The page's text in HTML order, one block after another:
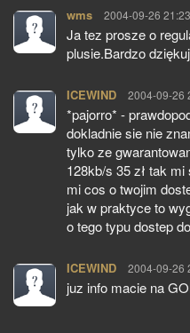
wms pisze:
2004-09-26 21:23
Ja tez prosze o
plusie.Bardzo
ICEWIND pisze:
2004-09-26
*pajorro* -
dokladnie sie nie
tylko ze
128kb/s 35 zł tak
mi cos o twojim
jak w praktyce to
o tego typu dostep
ICEWIND pisze:
2004-09-26
juz info macie na